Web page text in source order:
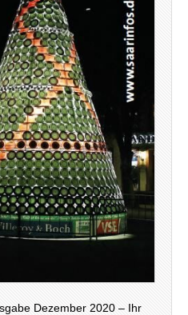
Dezember 2020 – Ihr